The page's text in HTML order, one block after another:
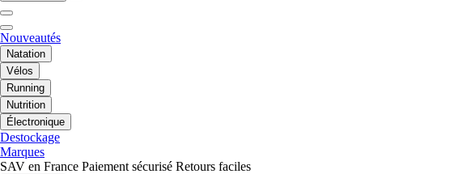
Nouveautés
Natation
Vélos
Running
Nutrition
Électronique
Destockage
Marques
SAV en France Paiement sécurisé Retours faciles